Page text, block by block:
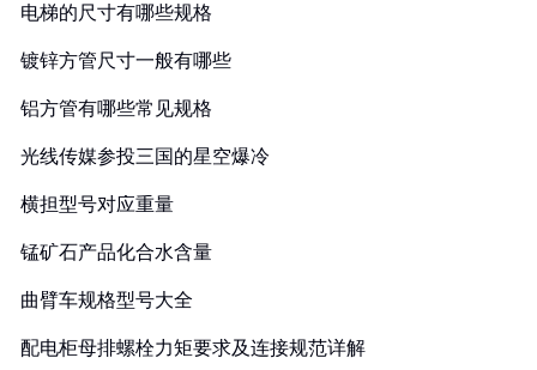
电梯的尺寸有哪些规格
镀锌方管尺寸一般有哪些
铝方管有哪些常见规格
光线传媒参投三国的星空爆冷
横担型号对应重量
锰矿石产品化合水含量
曲臂车规格型号大全
配电柜母排螺栓力矩要求及连接规范详解